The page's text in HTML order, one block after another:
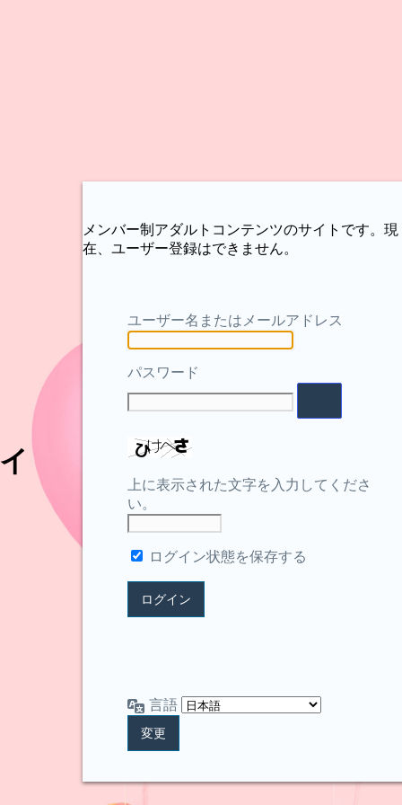
メンバー制アダルトコンテンツのサイトです。現
在、ユーザー登録はできません。
ユーザー名またはメールアドレス
パスワード
上に表示された文字を入力してくださ
い。
ログイン状態を保存する
言語